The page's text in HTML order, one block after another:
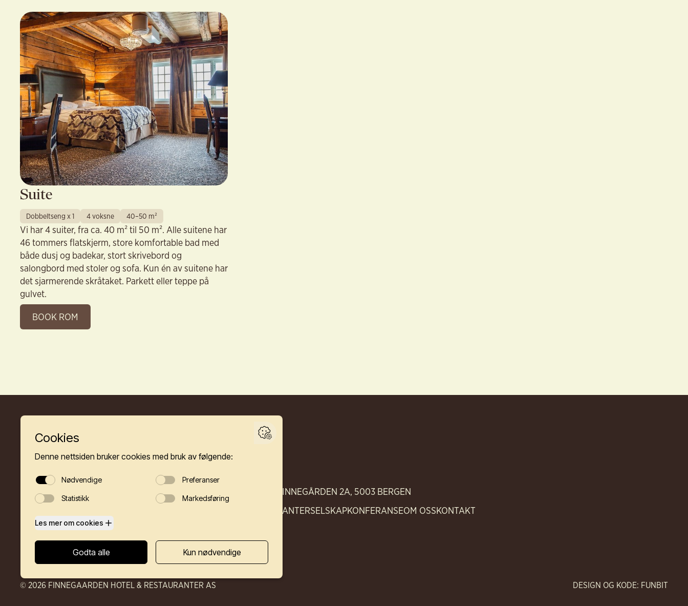
Suite
Dobbeltseng x 1 4 voksne 40–50 m²
Vi har 4 suiter, fra ca. 40 m² til 50 m². Alle suitene har
46 tommers flatskjerm, store komfortable bad med
både dusj og badekar, stort skrivebord og
salongbord med stoler og sofa. Kun én av suitene har
det sjarmerende skråtaket. Parkett eller teppe på
gulvet.
BOOK ROM
FINNEGÅRDEN 2A, 5003 BERGEN
RESTAURANTERSELSKAPKONFERANSEOM OSSKONTAKT
© 2026 FINNEGAARDEN HOTEL & RESTAURANTER AS DESIGN OG KODE: FUNBIT